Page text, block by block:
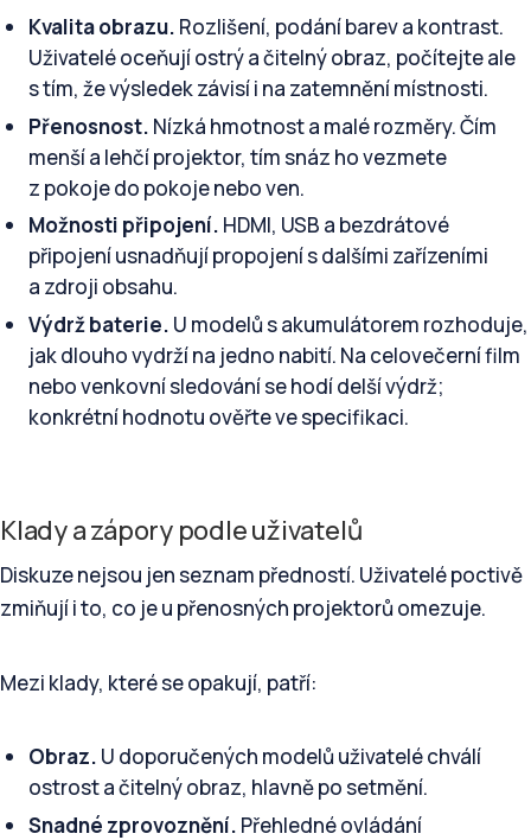
Kvalita obrazu. Rozlišení, podání barev a kontrast.
Uživatelé oceňují ostrý a čitelný obraz, počítejte ale
s tím, že výsledek závisí i na zatemnění místnosti.
Přenosnost. Nízká hmotnost a malé rozměry. Čím
menší a lehčí projektor, tím snáz ho vezmete
z pokoje do pokoje nebo ven.
Možnosti připojení. HDMI, USB a bezdrátové
připojení usnadňují propojení s dalšími zařízeními
a zdroji obsahu.
Výdrž baterie. U modelů s akumulátorem rozhoduje,
jak dlouho vydrží na jedno nabití. Na celovečerní film
nebo venkovní sledování se hodí delší výdrž;
konkrétní hodnotu ověřte ve specifikaci.
Klady a zápory podle uživatelů
Diskuze nejsou jen seznam předností. Uživatelé poctivě
zmiňují i to, co je u přenosných projektorů omezuje.
Mezi klady, které se opakují, patří:
Obraz. U doporučených modelů uživatelé chválí
ostrost a čitelný obraz, hlavně po setmění.
Snadné zprovoznění. Přehledné ovládání